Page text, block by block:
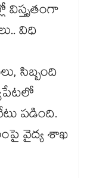
విధి
సిబ్బంది
పడింది.
వైద్య శాఖ